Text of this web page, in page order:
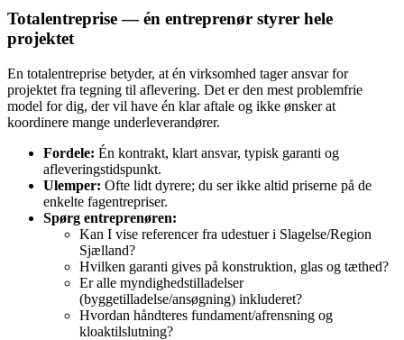
Totalentreprise — én entreprenør styrer hele
projektet
En totalentreprise betyder, at én virksomhed tager ansvar for
projektet fra tegning til aflevering. Det er den mest problemfrie
model for dig, der vil have én klar aftale og ikke ønsker at
koordinere mange underleverandører.
Fordele: Én kontrakt, klart ansvar, typisk garanti og
afleveringstidspunkt.
Ulemper: Ofte lidt dyrere; du ser ikke altid priserne på de
enkelte fagentrepriser.
Spørg entreprenøren:
Kan I vise referencer fra udestuer i Slagelse/Region
Sjælland?
Hvilken garanti gives på konstruktion, glas og tæthed?
Er alle myndighedstilladelser
(byggetilladelse/ansøgning) inkluderet?
Hvordan håndteres fundament/afrensning og
kloaktilslutning?